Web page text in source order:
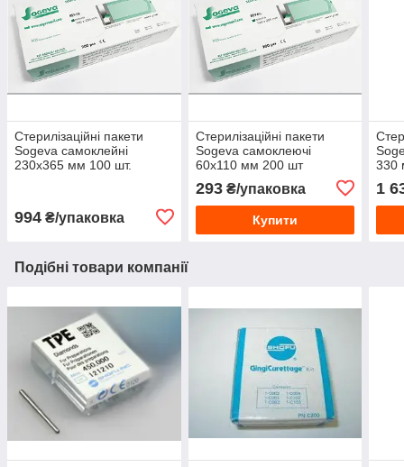
Стерилізаційні пакети
Sogeva самоклейні
230х365 мм 100 шт.
994 ₴/упаковка
Стерилізаційні пакети
Sogeva самоклеючі
60х110 мм 200 шт
293₴/упаковка
Купити
330
1
Подібні товари компанії